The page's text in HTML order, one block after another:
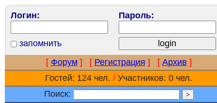
Логин: Пароль:
запомнить
[ Форум ] [ Регистрация ] [ Архив ]
Гостей: 124 чел. / Участников: 0 чел.
Поиск: